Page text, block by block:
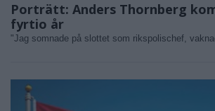
Porträtt: Anders Thornberg
fyrtio år
"Jag somnade på slottet som rikspolischef,